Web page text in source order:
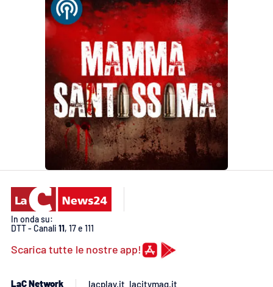
Android
In onda su:
DTT - Canali 11, 17 e 111
Scarica tutte le nostre app!
LaC Network lacplay.it lacitymag.it